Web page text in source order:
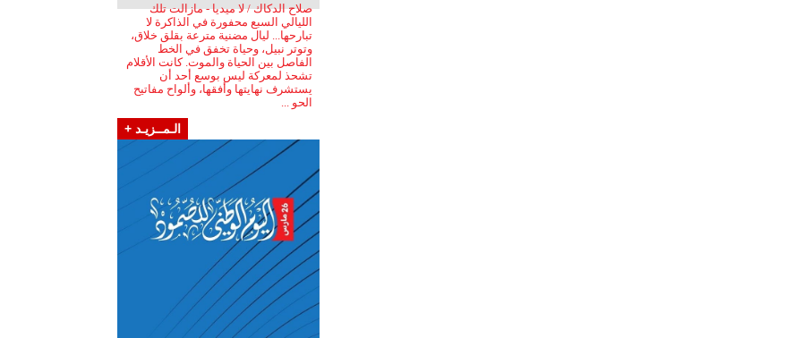
صلاح الدكاك / لا ميديا - مازالت تلك
الليالي السبع محفورة في الذاكرة لا
تبارحها... ليال مضنية مترعة بقلق خلاق،
وتوتر نبيل، وحياة تخفق في الخط
الفاصل بين الحياة والموت. كانت الأقلام
تشحذ لمعركة ليس بوسع أحد أن
يستشرف نهايتها وأفقها، وألواح مفاتيح
الحو ...
الـمــزيـد +